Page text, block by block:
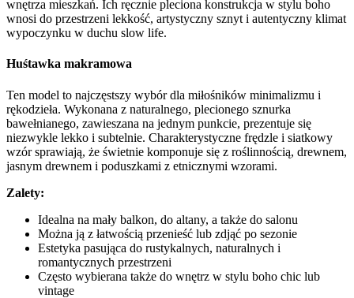
wnętrza mieszkań. Ich ręcznie pleciona konstrukcja w stylu boho
wnosi do przestrzeni lekkość, artystyczny sznyt i autentyczny klimat
wypoczynku w duchu slow life.
Huśtawka makramowa
Ten model to najczęstszy wybór dla miłośników minimalizmu i
rękodzieła. Wykonana z naturalnego, plecionego sznurka
bawełnianego, zawieszana na jednym punkcie, prezentuje się
niezwykle lekko i subtelnie. Charakterystyczne frędzle i siatkowy
wzór sprawiają, że świetnie komponuje się z roślinnością, drewnem,
jasnym drewnem i poduszkami z etnicznymi wzorami.
Zalety:
Idealna na mały balkon, do altany, a także do salonu
Można ją z łatwością przenieść lub zdjąć po sezonie
Estetyka pasująca do rustykalnych, naturalnych i
romantycznych przestrzeni
Często wybierana także do wnętrz w stylu boho chic lub
vintage